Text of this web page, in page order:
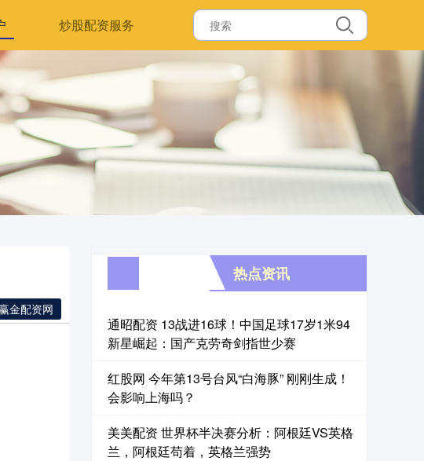
炒股配资服务
赢金配资网
热点资讯
通昭配资 13战进16球！中国足球17岁1米94
新星崛起：国产克劳奇剑指世少赛
红股网 今年第13号台风“白海豚” 刚刚生成！
会影响上海吗？
美美配资 世界杯半决赛分析：阿根廷VS英格
兰，阿根廷苟着，英格兰强势